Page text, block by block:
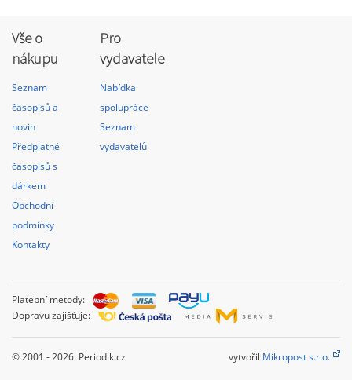
Vše o
nákupu
Seznam
časopisů a
novin
Předplatné
časopisů s
dárkem
Obchodní
podmínky
Kontakty
Pro
vydavatele
Nabídka
spolupráce
Seznam
vydavatelů
Platební metody:
Dopravu zajišťuje:
© 2001 - 2026 Periodik.cz vytvořil Mikropost s.r.o.